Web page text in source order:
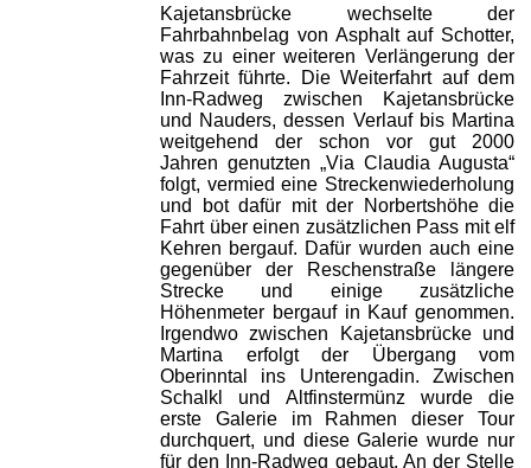
Kajetansbrücke wechselte der
Fahrbahnbelag von Asphalt auf Schotter,
was zu einer weiteren Verlängerung der
Fahrzeit führte. Die Weiterfahrt auf dem
Inn-Radweg zwischen Kajetansbrücke
und Nauders, dessen Verlauf bis Martina
weitgehend der schon vor gut 2000
Jahren genutzten „Via Claudia Augusta“
folgt, vermied eine Streckenwiederholung
und bot dafür mit der Norbertshöhe die
Fahrt über einen zusätzlichen Pass mit elf
Kehren bergauf. Dafür wurden auch eine
gegenüber der Reschenstraße längere
Strecke und einige zusätzliche
Höhenmeter bergauf in Kauf genommen.
Irgendwo zwischen Kajetansbrücke und
Martina erfolgt der Übergang vom
Oberinntal ins Unterengadin. Zwischen
Schalkl und Altfinstermünz wurde die
erste Galerie im Rahmen dieser Tour
durchquert, und diese Galerie wurde nur
für den Inn-Radweg gebaut. An der Stelle